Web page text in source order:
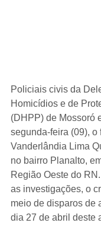
Policiais civis da
Homicídios e de
(DHPP) de Mossoró
segunda-feira (09),
Vanderlândia Lima
no bairro Planalto,
Região Oeste do
as investigações, o
meio de disparos de
dia 27 de abril deste